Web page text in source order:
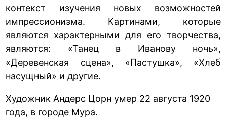
контекст изучения новых возможностей
импрессионизма. Картинами, которые
являются характерными для его творчества,
являются: «Танец в Иванову ночь»,
«Деревенская сцена», «Пастушка», «Хлеб
насущный» и другие.
Художник Андерс Цорн умер 22 августа 1920
года, в городе Мура.